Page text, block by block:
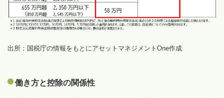
出所：国税庁の情報をもとにアセットマネジメントOne作成
働き方と控除の関係性